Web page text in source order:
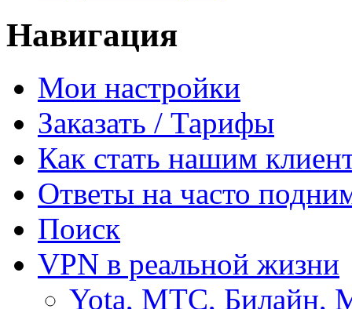
Навигация
Мои настройки
Заказать / Тарифы
Как стать нашим
Ответы на часто
Поиск
VPN в реальной жизни
Yota, МТС, Билайн,